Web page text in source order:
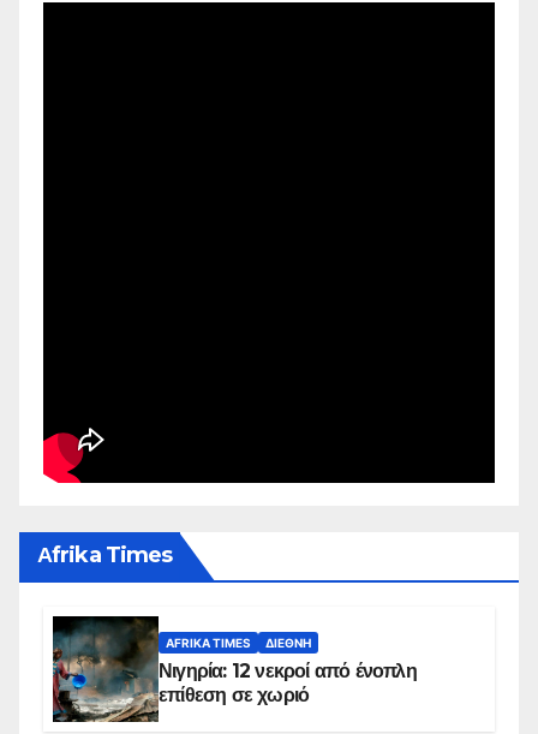
Αfrika Times
AFRIKA TIMES ΔΙΕΘΝΉ
Νιγηρία: 12 νεκροί από ένοπλη
επίθεση σε χωριό